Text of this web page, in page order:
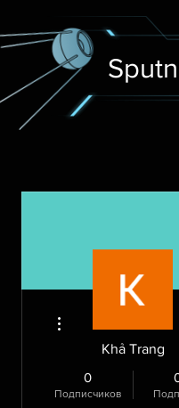
Khả Trang
0
Подписчиков